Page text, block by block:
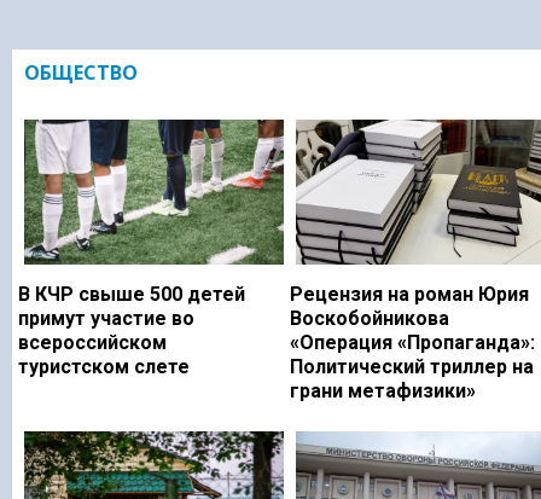
ОБЩЕСТВО
В КЧР свыше 500 детей
примут участие во
всероссийском
туристском слете
Рецензия на роман Юрия
Воскобойникова
«Операция «Пропаганда»:
Политический триллер на
грани метафизики»